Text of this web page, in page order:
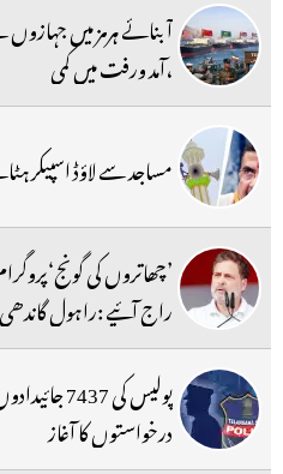
آبنائے ہرمز میں
،آمد ورفت میں کمی
مساجد سے لاؤڈ اسپیکر
’چھاتروں کی
راج آئیے :راہول گاندھی
درخواستوں کا آغاز